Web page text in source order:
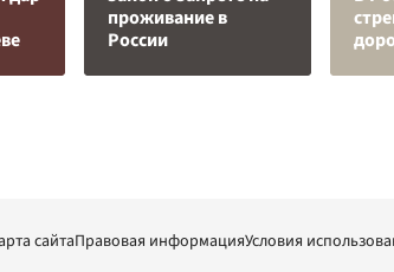
проживание в
России
сайтаПравовая информацияУсловия